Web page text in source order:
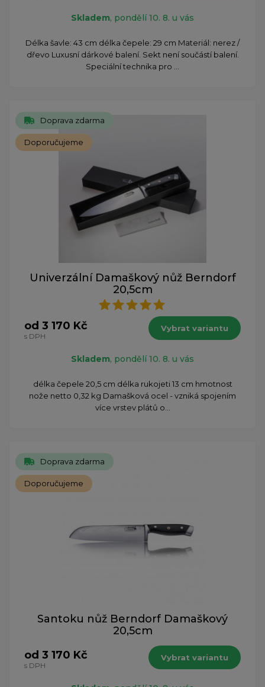
Skladem, pondělí 10. 8. u vás
Délka šavle: 43 cm délka čepele: 29 cm Materiál: nerez /
dřevo Luxusní dárkové balení. Sekt není součástí balení.
Speciální technika pro ...
Doprava zdarma
Doporučujeme
Univerzální Damaškový nůž Berndorf
20,5cm
od 3 170 Kč
s DPH
Vybrat variantu
Skladem, pondělí 10. 8. u vás
délka čepele 20,5 cm délka rukojeti 13 cm hmotnost
nože netto 0,32 kg Damašková ocel - vzniká spojením
více vrstev plátů o...
Doprava zdarma
Doporučujeme
Santoku nůž Berndorf Damaškový
20,5cm
od 3 170 Kč
s DPH
Vybrat variantu